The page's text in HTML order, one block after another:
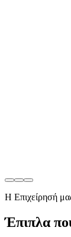
Η Επιχείρησή
Έπιπλα